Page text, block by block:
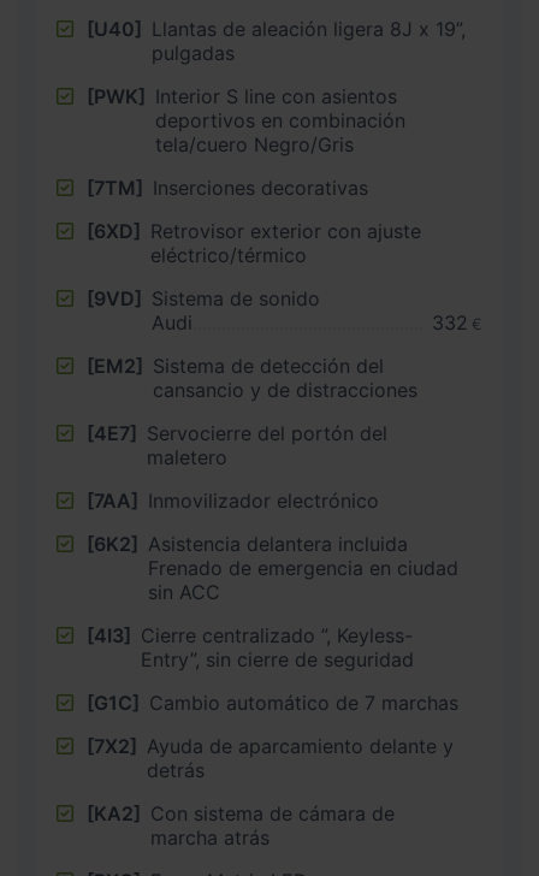
[U40] Llantas de aleación ligera 8J x 19”,
pulgadas
[PWK] Interior S line con asientos
deportivos en combinación
tela/cuero Negro/Gris
[7TM] Inserciones decorativas
[6XD] Retrovisor exterior con ajuste
eléctrico/térmico
[9VD] Sistema de sonido
Audi
332 €
[EM2] Sistema de detección del
cansancio y de distracciones
[4E7] Servocierre del portón del
maletero
[7AA] Inmovilizador electrónico
[6K2] Asistencia delantera incluida
Frenado de emergencia en ciudad
sin ACC
[4I3] Cierre centralizado ”, Keyless-
Entry”, sin cierre de seguridad
[G1C] Cambio automático de 7 marchas
[7X2] Ayuda de aparcamiento delante y
detrás
[KA2] Con sistema de cámara de
marcha atrás